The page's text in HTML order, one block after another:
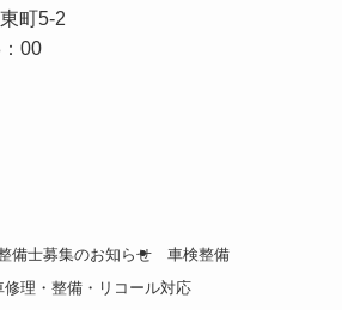
町5-2
00
備士募集のお知らせ
車検整備
修理・整備・リコール対応